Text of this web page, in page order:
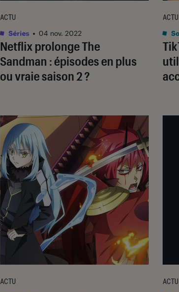
Netflix prolongeThe
Sandman : épisodes en plus
ou vraie saison 2 ?
ACTU
Séries • 04 nov. 2022
ACTU
ACTU ACTU